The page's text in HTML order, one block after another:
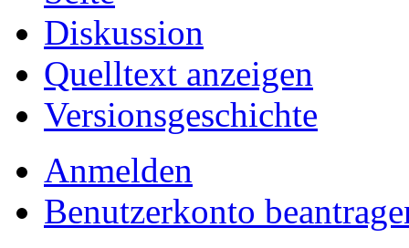
Diskussion
Quelltext anzeigen
Versionsgeschichte
Anmelden
Benutzerkonto